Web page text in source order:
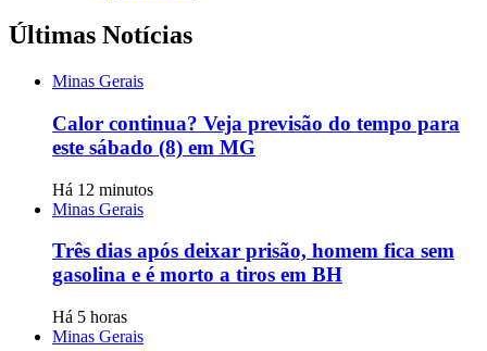
Últimas Notícias
Minas Gerais
Calor continua? Veja previsão do tempo para
este sábado (8) em MG
Há 12 minutos
Minas Gerais
Três dias após deixar prisão, homem fica sem
gasolina e é morto a tiros em BH
Há 5 horas
Minas Gerais